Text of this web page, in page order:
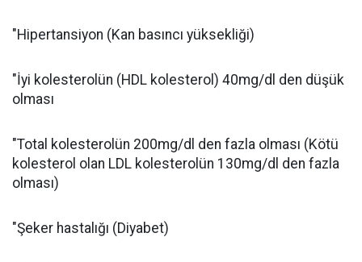
"Hipertansiyon (Kan basıncı yüksekliği)
"İyi kolesterolün (HDL kolesterol) 40mg/dl den düşük
olması
"Total kolesterolün 200mg/dl den fazla olması (Kötü
kolesterol olan LDL kolesterolün 130mg/dl den fazla
olması)
"Şeker hastalığı (Diyabet)